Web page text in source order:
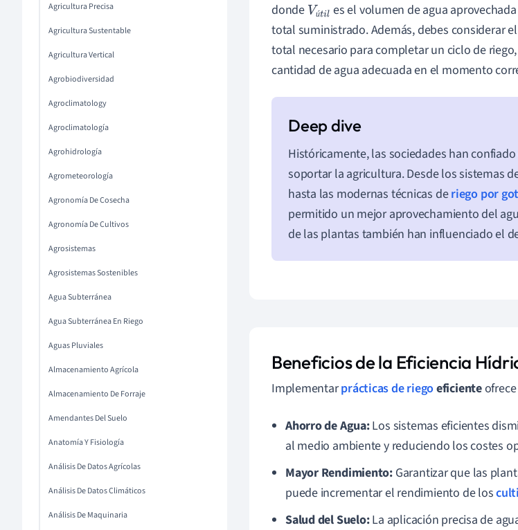
Agricultura Precisa
Agricultura Sustentable
Agricultura Vertical
Agrobiodiversidad
Agroclimatology
Agroclimatología
Agrohidrología
Agrometeorología
Agronomía De Cosecha
Agronomía De Cultivos
Agrosistemas
Agrosistemas Sostenibles
Agua Subterránea
Agua Subterránea En Riego
Aguas Pluviales
Almacenamiento Agrícola
Almacenamiento De Forraje
Amendantes Del Suelo
Anatomía Y Fisiología
Análisis De Datos Agrícolas
Análisis De Datos Climáticos
Análisis De Maquinaria
donde ú
Vútil es el volumen de agua
total suministrado. Además, debes considerar el
total necesario para completar un ciclo de
cantidad de agua adecuada en el momento
Históricamente, las sociedades han
soportar la agricultura. Desde los sistemas
hasta las modernas técnicas deriego por
permitido un mejor aprovechamiento del
de las plantas también han influenciado el
Beneficios de la Eficiencia
Implementarprácticas de riegoeficienteofrece
Ahorro de Agua:Los sistemas eficientes
al medio ambiente y reduciendo los costes
Mayor Rendimiento: Garantizar que las
puede incrementar el rendimiento de los
Salud del Suelo:La aplicación precisa de